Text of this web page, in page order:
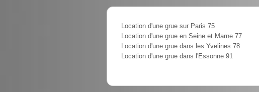
Location d'une grue sur Paris 75
Location d'une grue en Seine et Marne 77
Location d'une grue dans les Yvelines 78
Location d'une grue dans l'Essonne 91